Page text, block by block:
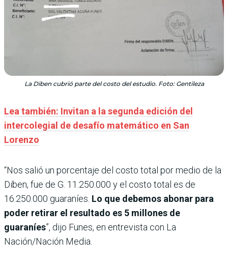
La Diben cubrió parte del costo del estudio. Foto: Gentileza
Lea también: Invitan a la segunda edición del
intercolegial de desafío matemático en San
Lorenzo
“Nos salió un porcentaje del costo total por medio de la
Diben, fue de G. 11.250.000 y el costo total es de
16.250.000 guaraníes. Lo que debemos abonar para
poder retirar el resultado es 5 millones de
guaraníes”, dijo Funes, en entrevista con La
Nación/Nación Media.